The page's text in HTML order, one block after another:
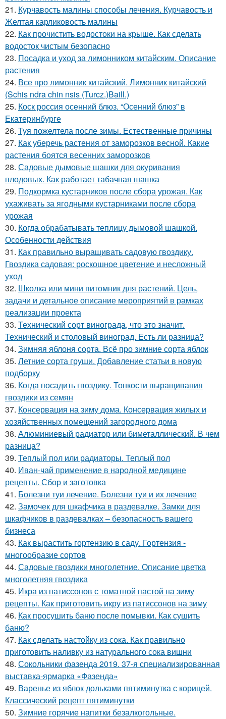
21. Курчавость малины способы лечения. Курчавость и
Желтая карликовость малины
22. Как прочистить водостоки на крыше. Как сделать
водосток чистым безопасно
23. Посадка и уход за лимонником китайским. Описание
растения
24. Все про лимонник китайский. Лимонник китайский
(Schis ndra chin nsis (Turcz.)Baill.)
25. Коск россия осенний блюз. “Осенний блюз” в
Екатеринбурге
26. Туя пожелтела после зимы. Естественные причины
27. Как уберечь растения от заморозков весной. Какие
растения боятся весенних заморозков
28. Садовые дымовые шашки для окуривания
плодовых. Как работает табачная шашка
29. Подкормка кустарников после сбора урожая. Как
ухаживать за ягодными кустарниками после сбора
урожая
30. Когда обрабатывать теплицу дымовой шашкой.
Особенности действия
31. Как правильно выращивать садовую гвоздику.
Гвоздика садовая: роскошное цветение и несложный
уход
32. Школка или мини питомник для растений. Цель,
задачи и детальное описание мероприятий в рамках
реализации проекта
33. Технический сорт винограда, что это значит.
Технический и столовый виноград. Есть ли разница?
34. Зимняя яблоня сорта. Всё про зимние сорта яблок
35. Летние сорта груши. Добавление статьи в новую
подборку
36. Когда посадить гвоздику. Тонкости выращивания
гвоздики из семян
37. Консервация на зиму дома. Консервация жилых и
хозяйственных помещений загородного дома
38. Алюминиевый радиатор или биметаллический. В чем
разница?
39. Теплый пол или радиаторы. Теплый пол
40. Иван-чай применение в народной медицине
рецепты. Сбор и заготовка
41. Болезни туи лечение. Болезни туи и их лечение
42. Замочек для шкафчика в раздевалке. Замки для
шкафчиков в раздевалках – безопасность вашего
бизнеса
43. Как вырастить гортензию в саду. Гортензия -
многообразие сортов
44. Садовые гвоздики многолетние. Описание цветка
многолетняя гвоздика
45. Икра из патиссонов с томатной пастой на зиму
рецепты. Как приготовить икру из патиссонов на зиму
46. Как просушить баню после помывки. Как сушить
баню?
47. Как сделать настойку из сока. Как правильно
приготовить наливку из натурального сока вишни
48. Сокольники фазенда 2019. 37-я специализированная
выставка-ярмарка «Фазенда»
49. Варенье из яблок дольками пятиминутка с корицей.
Классический рецепт пятиминутки
50. Зимние горячие напитки безалкогольные.